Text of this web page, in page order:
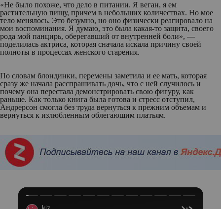
«Не было похоже, что дело в питании. Я веган, я ем
растительную пищу, причем в небольших количествах. Но мое
тело менялось. Это безумно, но оно физически реагировало на
мои воспоминания. Я думаю, это была какая-то защита, своего
рода мой панцирь, оберегавший от внутренней боли», —
поделилась актриса, которая сначала искала причину своей
полноты в процессах женского старения.
По словам блондинки, перемены заметила и ее мать, которая
сразу же начала расспрашивать дочь, что с ней случилось и
почему она перестала демонстрировать свою фигуру, как
раньше. Как только книга была готова и стресс отступил,
Андрерсон смогла без труда вернуться к прежним объемам и
вернуться к излюбленным облегающим платьям.